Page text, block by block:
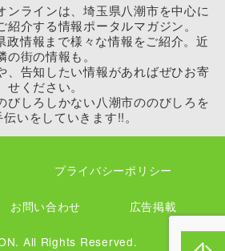
ンラインは、埼玉県八潮市を中心に
介する情報ポータルマガジン。
政情報まで様々な情報をご紹介。近
の街の情報も。
、告知したい情報があればぜひお寄
せください。
びしろしかない八潮市ののびしろを
いをしていきます!!。
プライバシーポリシー
お問い合わせ 広告掲載
All Rights Reserved.